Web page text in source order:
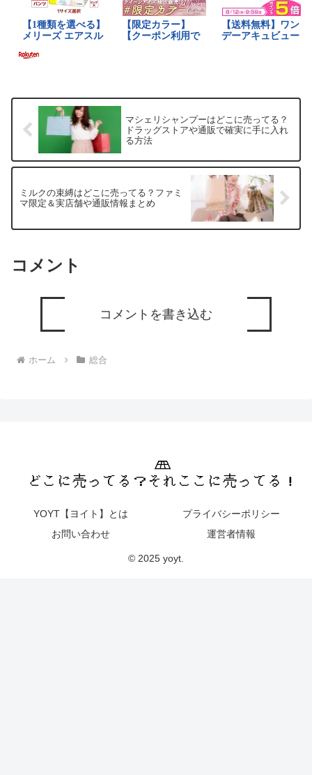
マシェリシャンプーはどこに売ってる？
ドラッグストアや通販で確実に手に入れ
る方法
ミルクの束縛はどこに売ってる？ファミ
マ限定＆実店舗や通販情報まとめ
コメント
コメントを書き込む
ホーム 総合
YOYT【ヨイト】とは
プライバシーポリシー
お問い合わせ
運営者情報
© 2025 yoyt.